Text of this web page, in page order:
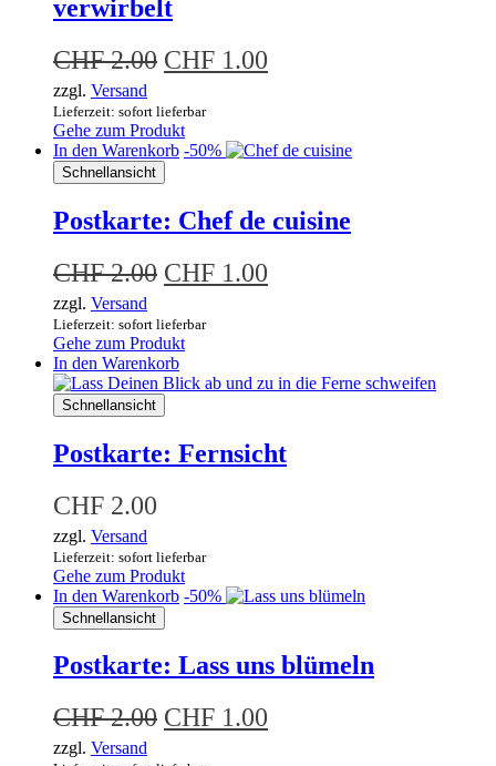
verwirbelt
CHF2.00 Ursprünglicher
war:
CHF 2.00
CHF 1.00
CHF 1.00.
zzgl. Versand
Lieferzeit: sofort lieferbar
Gehe zum Produkt
In den Warenkorb -50%
Schnellansicht
Postkarte: Chef de cuisine
CHF2.00 Ursprünglicher
war:
CHF 2.00
CHF 1.00
zzgl. Versand
Lieferzeit: sofort lieferbar
Gehe zum Produkt
In den Warenkorb
Schnellansicht
Postkarte: Fernsicht
CHF 2.00
zzgl. Versand
Lieferzeit: sofort lieferbar
Gehe zum Produkt
In den Warenkorb -50%
Schnellansicht
Postkarte: Lass uns blümeln
CHF2.00 Ursprünglicher
CHF 1.00
zzgl. Versand